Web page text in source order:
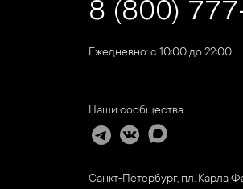
8 (800)
Ежедневно: с 10:00 до 22:00
Наши сообщества
Санкт-Петербург, пл. Карла